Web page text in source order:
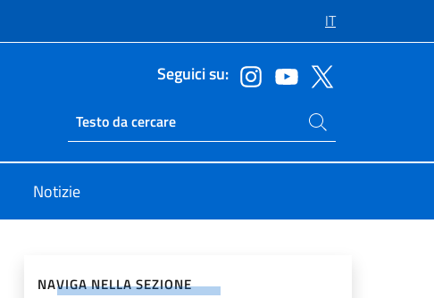
IT
Seguici su:
Ricerca sito live
Cerca nel sito
Notizie
NAVIGA NELLA SEZIONE